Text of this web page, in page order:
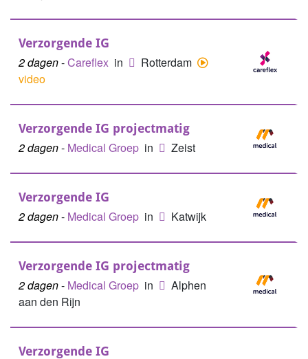
Verzorgende IG
2 dagen-Careflex in
Rotterdam
video
Verzorgende IG projectmatig
2 dagen- Medical Groep in Zeist
Verzorgende IG
2 dagen- Medical Groep in Katwijk
Verzorgende IG projectmatig
2 dagen- Medical Groep in
Alphen
aan den Rijn
Verzorgende IG